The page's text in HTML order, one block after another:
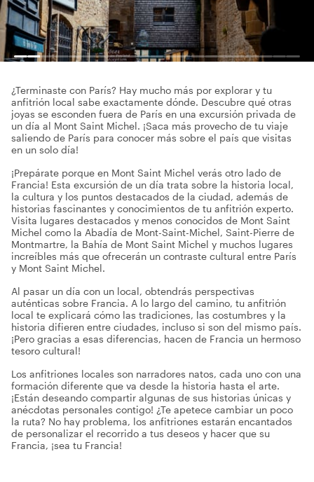
¿Terminaste con París? Hay mucho más por explorar y tu
anfitrión local sabe exactamente dónde. Descubre qué otras
joyas se esconden fuera de París en una excursión privada de
un día al Mont Saint Michel. ¡Saca más provecho de tu viaje
saliendo de París para conocer más sobre el país que visitas
en un solo día!
¡Prepárate porque en Mont Saint Michel verás otro lado de
Francia! Esta excursión de un día trata sobre la historia local,
la cultura y los puntos destacados de la ciudad, además de
historias fascinantes y conocimientos de tu anfitrión experto.
Visita lugares destacados y menos conocidos de Mont Saint
Michel como la Abadía de Mont-Saint-Michel, Saint-Pierre de
Montmartre, la Bahía de Mont Saint Michel y muchos lugares
increíbles más que ofrecerán un contraste cultural entre París
y Mont Saint Michel.
Al pasar un día con un local, obtendrás perspectivas
auténticas sobre Francia. A lo largo del camino, tu anfitrión
local te explicará cómo las tradiciones, las costumbres y la
historia difieren entre ciudades, incluso si son del mismo país.
¡Pero gracias a esas diferencias, hacen de Francia un hermoso
tesoro cultural!
Los anfitriones locales son narradores natos, cada uno con una
formación diferente que va desde la historia hasta el arte.
¡Están deseando compartir algunas de sus historias únicas y
anécdotas personales contigo! ¿Te apetece cambiar un poco
la ruta? No hay problema, los anfitriones estarán encantados
de personalizar el recorrido a tus deseos y hacer que su
Francia, ¡sea tu Francia!